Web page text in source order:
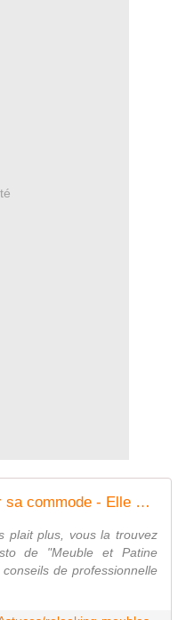
5 étapes clefs pour relooker sa commode - Elle Décoration
plait plus, vous la trouvez
de "Meuble et Patine
de professionnelle